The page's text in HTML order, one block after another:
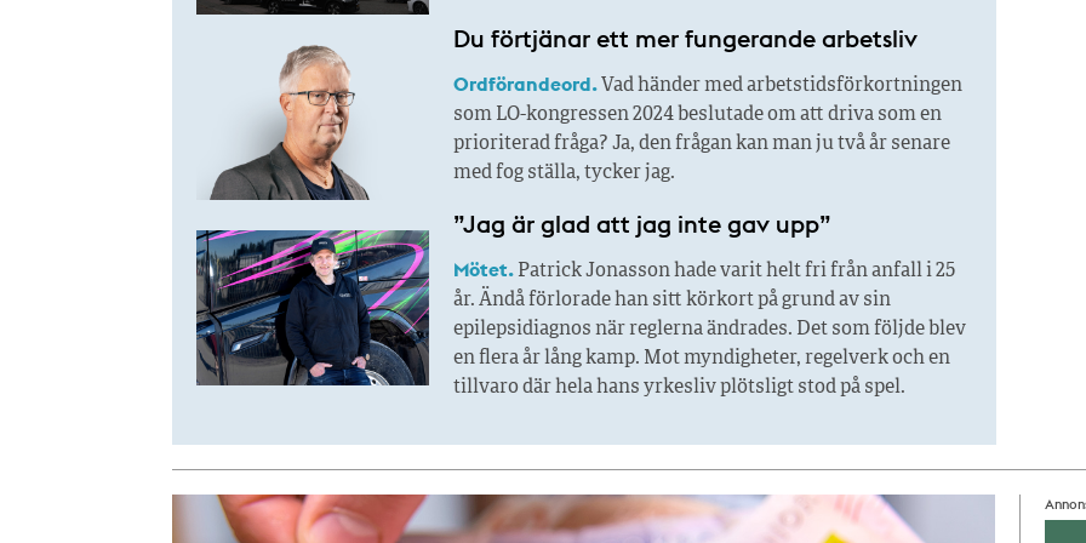
Du förtjänar ett mer fungerande arbetsliv
Ordförandeord.Vad händer med arbetstidsförkortningen
som LO-kongressen 2024 beslutade om att driva som en
prioriterad fråga? Ja, den frågan kan man ju två år senare
med fog ställa, tycker jag.
”Jag är glad att jag inte gav upp”
Mötet.Patrick Jonasson hade varit helt fri från anfall i 25
år. Ändå förlorade han sitt körkort på grund av sin
epilepsidiagnos när reglerna ändrades. Det som följde blev
en flera år lång kamp. Mot myndigheter, regelverk och en
tillvaro där hela hans yrkesliv plötsligt stod på spel.